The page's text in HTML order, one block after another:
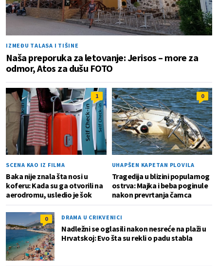
IZMEĐU TALASA I TIŠINE
Naša preporuka za letovanje: Jerisos – more za
odmor, Atos za dušu FOTO
1
SCENA KAO IZ FILMA
Baka nije znala šta nosi u
koferu: Kada su ga otvorili na
aerodromu, usledio je šok
0
UHAPŠEN KAPETAN PLOVILA
Tragedija u blizini popularnog
ostrva: Majka i beba poginule
nakon prevrtanja čamca
0 DRAMA U CRIKVENICI
Nadležni se oglasili nakon nesreće na plaži u
Hrvatskoj: Evo šta su rekli o padu stabla